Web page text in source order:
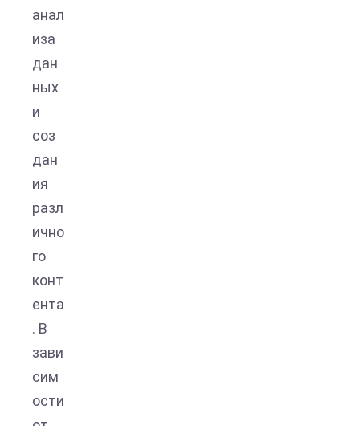
анал
иза
дан
ных
и
соз
дан
ия
разл
ично
го
конт
ента
. В
зави
сим
ости